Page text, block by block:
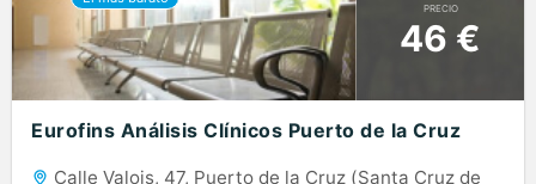
PRECIO
46 €
Eurofins Análisis Clínicos Puerto de la Cruz
Calle Valois, 47, Puerto de la Cruz (Santa Cruz de